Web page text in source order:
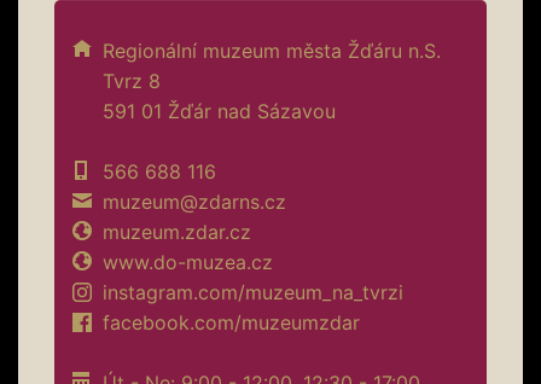
Regionální muzeum města Žďáru n.S.
Tvrz 8
591 01 Žďár nad Sázavou
566 688 116
muzeum@zdarns.cz
muzeum.zdar.cz
www.do-muzea.cz
instagram.com/muzeum_na_tvrzi
facebook.com/muzeumzdar